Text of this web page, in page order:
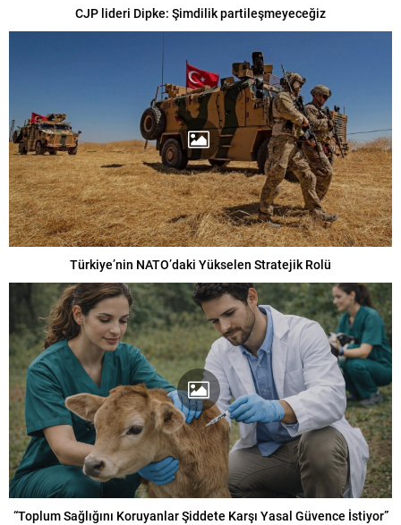
CJP lideri Dipke: Şimdilik partileşmeyeceğiz
Türkiye’nin NATO’daki Yükselen Stratejik Rolü
“Toplum Sağlığını Koruyanlar Şiddete Karşı Yasal Güvence İstiyor”